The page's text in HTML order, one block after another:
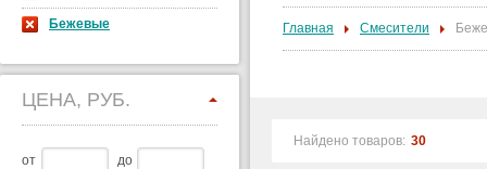
Бежевые
ЦЕНА, РУБ.
от до
Главная Смесители
Найдено товаров: 30